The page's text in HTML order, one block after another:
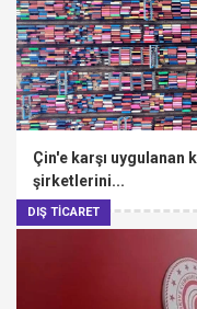
DIŞ TİCARET
Çin'e karşı uygulanan
şirketlerini...